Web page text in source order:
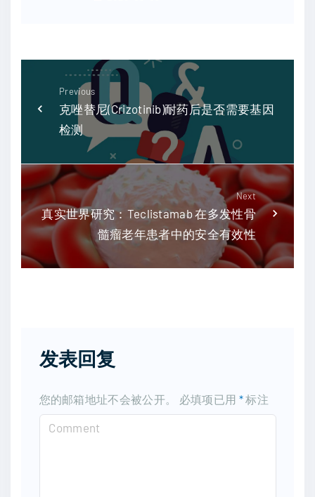
Previous
克唑替尼(Crizotinib)耐药后是否需要基因
检测
Next
真实世界研究：Teclistamab 在多发性骨
髓瘤老年患者中的安全有效性
发表回复
您的邮箱地址不会被公开。 必填项已用 *标注